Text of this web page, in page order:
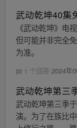
武动乾坤40集
《武动乾坤》电
但可能并非完全
为准。
1 个回答 2024年
武动乾坤第三
武动乾坤第三季
演。为了在族比